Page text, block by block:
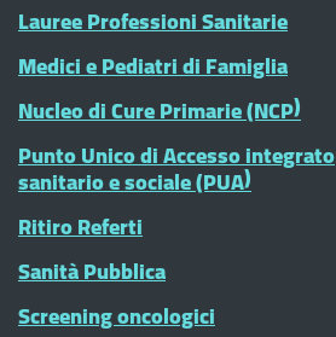
Lauree Professioni Sanitarie
Medici e Pediatri di Famiglia
Nucleo di Cure Primarie (NCP)
Punto Unico di Accesso integrato
sanitario e sociale (PUA)
Ritiro Referti
Sanità Pubblica
Screening oncologici